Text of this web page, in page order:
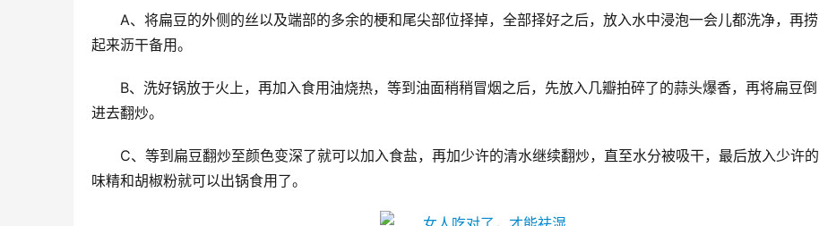
A、将扁豆的外侧的丝以及端部的多余的梗和尾尖部位择掉，全部择好之后，放入水中浸泡一会儿都洗净，再捞
起来沥干备用。
B、洗好锅放于火上，再加入食用油烧热，等到油面稍稍冒烟之后，先放入几瓣拍碎了的蒜头爆香，再将扁豆倒
进去翻炒。
C、等到扁豆翻炒至颜色变深了就可以加入食盐，再加少许的清水继续翻炒，直至水分被吸干，最后放入少许的
味精和胡椒粉就可以出锅食用了。